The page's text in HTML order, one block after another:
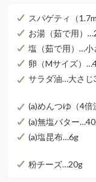
スパゲティ（
お湯（茹で用）
塩（茹で用）…小
卵（Mサイズ）
サラダ油…大さじ
(a)めんつゆ（4
(a)無塩バター
(a)塩昆布…6g
粉チーズ…20g